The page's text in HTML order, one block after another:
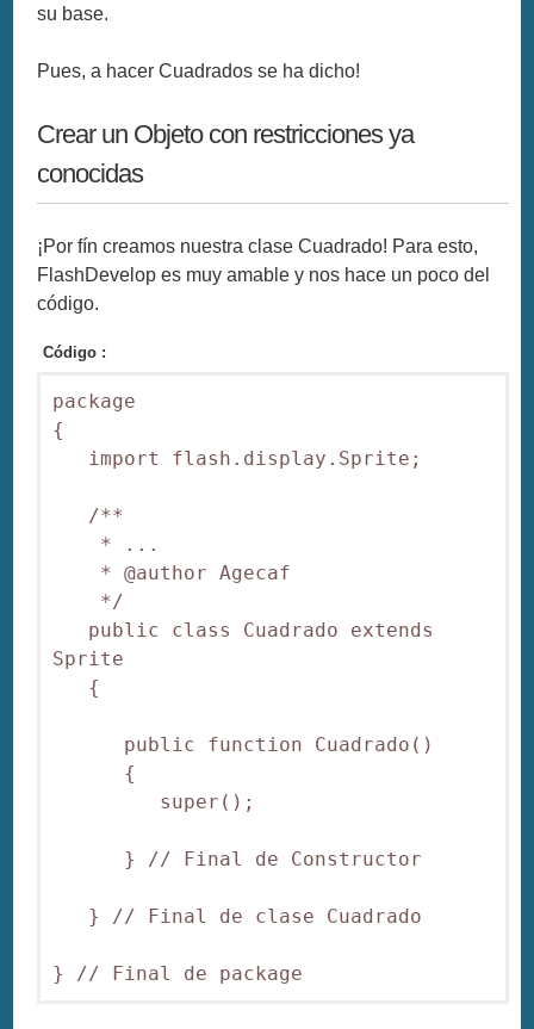
su base.
Pues, a hacer Cuadrados se ha dicho!
Crear un Objeto con restricciones ya
conocidas
¡Por fín creamos nuestra clase Cuadrado! Para esto,
FlashDevelop es muy amable y nos hace un poco del
código.
Código :
package
{
import flash.display.Sprite;
/**
* ...
* @author Agecaf
*/
public class Cuadrado extends
Sprite
{
public function Cuadrado()
{
super();
} // Final de Constructor
} // Final de clase Cuadrado